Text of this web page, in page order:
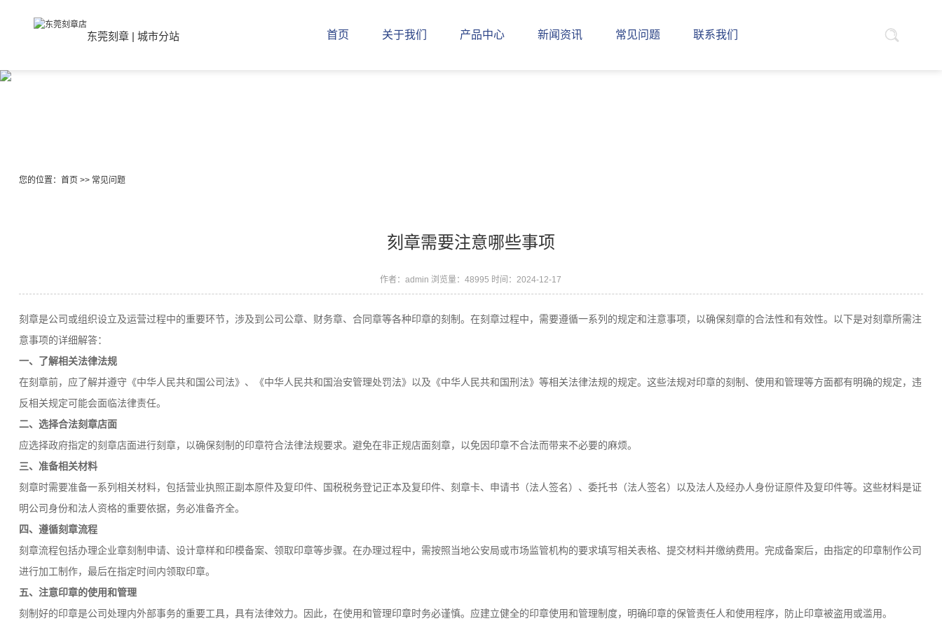
东莞刻章 | 城市分站 首页 关于我们 产品中心 新闻资讯 常见问题 联系我们
您的位置： 首页>> 常见问题
刻章需要注意哪些事项
作者：admin 浏览量：48995 时间：2024-12-17
刻章是公司或组织设立及运营过程中的重要环节，涉及到公司公章、财务章、合同章等各种印章的刻制。在刻章过程中，需要遵循一系列的规定和注意事项，以确保刻章的合法性和有效性。以下是对刻章所需注
意事项的详细解答：
一、了解相关法律法规
在刻章前，应了解并遵守《中华人民共和国公司法》、《中华人民共和国治安管理处罚法》以及《中华人民共和国刑法》等相关法律法规的规定。这些法规对印章的刻制、使用和管理等方面都有明确的规定，违
反相关规定可能会面临法律责任。
二、选择合法刻章店面
应选择政府指定的刻章店面进行刻章，以确保刻制的印章符合法律法规要求。避免在非正规店面刻章，以免因印章不合法而带来不必要的麻烦。
三、准备相关材料
刻章时需要准备一系列相关材料，包括营业执照正副本原件及复印件、国税税务登记正本及复印件、刻章卡、申请书（法人签名）、委托书（法人签名）以及法人及经办人身份证原件及复印件等。这些材料是证
明公司身份和法人资格的重要依据，务必准备齐全。
四、遵循刻章流程
刻章流程包括办理企业章刻制申请、设计章样和印模备案、领取印章等步骤。在办理过程中，需按照当地公安局或市场监管机构的要求填写相关表格、提交材料并缴纳费用。完成备案后，由指定的印章制作公司
进行加工制作，最后在指定时间内领取印章。
五、注意印章的使用和管理
刻制好的印章是公司处理内外部事务的重要工具，具有法律效力。因此，在使用和管理印章时务必谨慎。应建立健全的印章使用和管理制度，明确印章的保管责任人和使用程序，防止印章被盗用或滥用。